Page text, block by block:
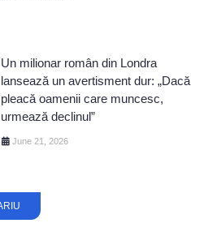
Un milionar român din Londra
lansează un avertisment dur: „Dacă
pleacă oamenii care muncesc,
urmează declinul”
June 21, 2026